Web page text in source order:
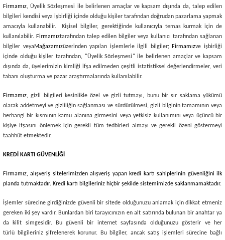
Firmamız, Üyelik Sözleşmesi ile belirlenen amaçlar ve kapsam dışında da, talep edilen
bilgileri kendisi veya işbirliği içinde olduğu kişiler tarafından doğrudan pazarlama yapmak
amacıyla kullanabilir. Kişisel bilgiler, gerektiğinde kullanıcıyla temas kurmak için de
kullanılabilir. Firmamıztarafından talep edilen bilgiler veya kullanıcı tarafından sağlanan
bilgiler veya Mağazamızüzerinden yapılan işlemlerle ilgili bilgiler; Firmamızve işbirliği
içinde olduğu kişiler tarafından, "Üyelik Sözleşmesi" ile belirlenen amaçlar ve kapsam
dışında da, üyelerimizin kimliği ifşa edilmeden çeşitli istatistiksel değerlendirmeler, veri
tabanı oluşturma ve pazar araştırmalarında kullanılabilir.
Firmamız, gizli bilgileri kesinlikle özel ve gizli tutmayı, bunu bir sır saklama yükümü
olarak addetmeyi ve gizliliğin sağlanması ve sürdürülmesi, gizli bilginin tamamının veya
herhangi bir kısmının kamu alanına girmesini veya yetkisiz kullanımını veya üçüncü bir
kişiye ifşasını önlemek için gerekli tüm tedbirleri almayı ve gerekli özeni göstermeyi
taahhüt etmektedir.
KREDİ KARTI GÜVENLİĞİ
Firmamız, alışveriş sitelerimizden alışveriş yapan kredi kartı sahiplerinin güvenliğini ilk
planda tutmaktadır. Kredi kartı bilgileriniz hiçbir şekilde sistemimizde saklanmamaktadır.
İşlemler sürecine girdiğinizde güvenli bir sitede olduğunuzu anlamak için dikkat etmeniz
gereken iki şey vardır. Bunlardan biri tarayıcınızın en alt satırında bulunan bir anahtar ya
da kilit simgesidir. Bu güvenli bir internet sayfasında olduğunuzu gösterir ve her
türlü bilgileriniz şifrelenerek korunur. Bu bilgiler, ancak satış işlemleri sürecine bağlı